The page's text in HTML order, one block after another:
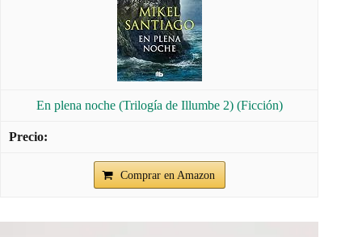
En plena noche (Trilogía de Illumbe 2) (Ficción)
Comprar en Amazon